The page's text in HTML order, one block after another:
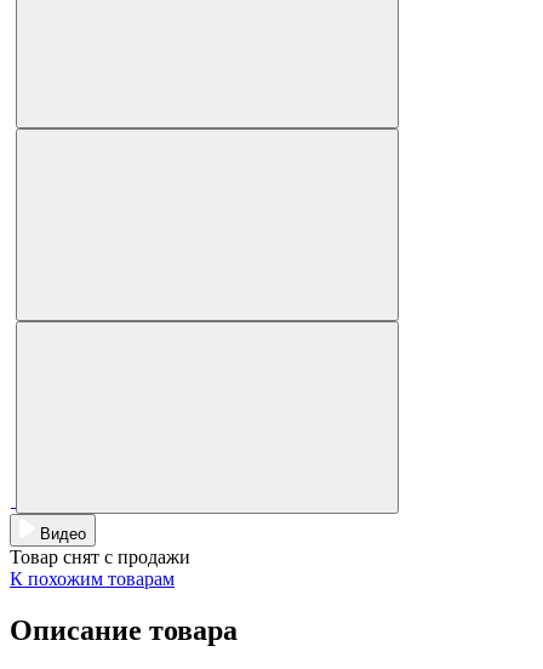
Видео
Товар снят с продажи
К похожим товарам
Описание товара